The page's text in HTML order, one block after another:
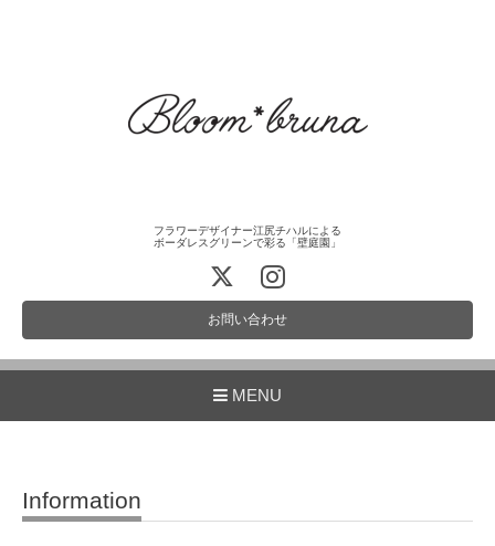
フラワーデザイナー江尻チハルによる
ボーダレスグリーンで彩る「壁庭園」
お問い合わせ
MENU
Information